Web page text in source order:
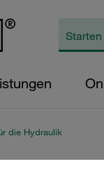
die Hydraulik